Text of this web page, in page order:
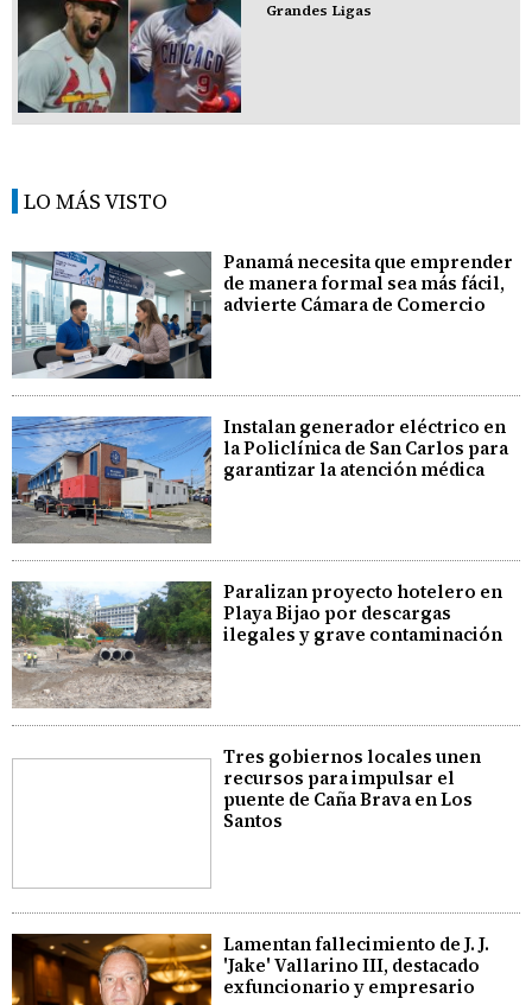
Grandes Ligas
LO MÁS VISTO
Panamá necesita que emprender
de manera formal sea más fácil,
advierte Cámara de Comercio
Instalan generador eléctrico en
la Policlínica de San Carlos para
garantizar la atención médica
Paralizan proyecto hotelero en
Playa Bijao por descargas
ilegales y grave contaminación
Tres gobiernos locales unen
recursos para impulsar el
puente de Caña Brava en Los
Santos
Lamentan fallecimiento de J. J.
'Jake' Vallarino III, destacado
exfuncionario y empresario